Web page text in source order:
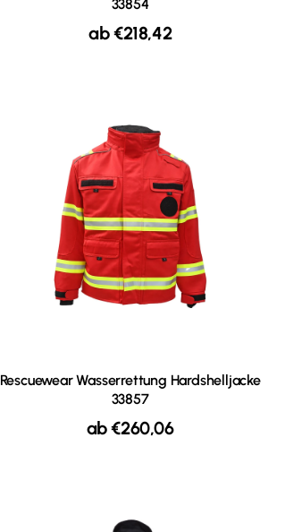
33854
ab€218,42
Rescuewear Wasserrettung Hardshelljacke
33857
ab€260,06